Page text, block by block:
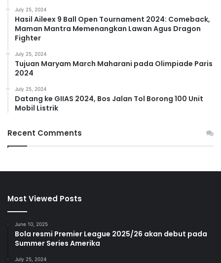
July 25, 2024
Hasil Aileex 9 Ball Open Tournament 2024: Comeback,
Maman Mantra Memenangkan Lawan Agus Dragon
Fighter
July 25, 2024
Tujuan Maryam March Maharani pada Olimpiade Paris
2024
July 25, 2024
Datang ke GIIAS 2024, Bos Jalan Tol Borong 100 Unit
Mobil Listrik
Recent Comments
Most Viewed Posts
June 10, 2025
Bola resmi Premier League 2025/26 akan debut pada
Summer Series Amerika
July 25, 2024